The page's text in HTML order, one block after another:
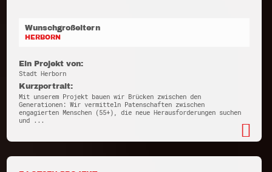
Wunschgroßeltern
HERBORN
Ein Projekt von:
Stadt Herborn
Kurzportrait:
Mit unserem Projekt bauen wir Brücken zwischen den
Generationen: Wir vermitteln Patenschaften zwischen
engagierten Menschen (55+), die neue Herausforderungen suchen
und ...